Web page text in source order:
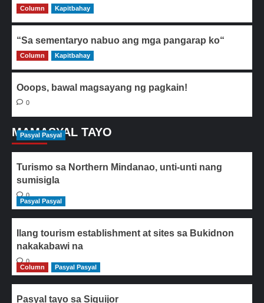
0
Column Kapitbahay
“Sa sementaryo nabuo ang mga pangarap ko“
0
Column Kapitbahay
Ooops, bawal magsayang ng pagkain!
0
MAMASYAL TAYO
Pasyal Pasyal
Turismo sa Northern Mindanao, unti-unti nang
sumisigla
0
Pasyal Pasyal
Ilang tourism establishment at sites sa Bukidnon
nakakabawi na
0
Column
Pasyal Pasyal
Pasyal tayo sa Siquijor